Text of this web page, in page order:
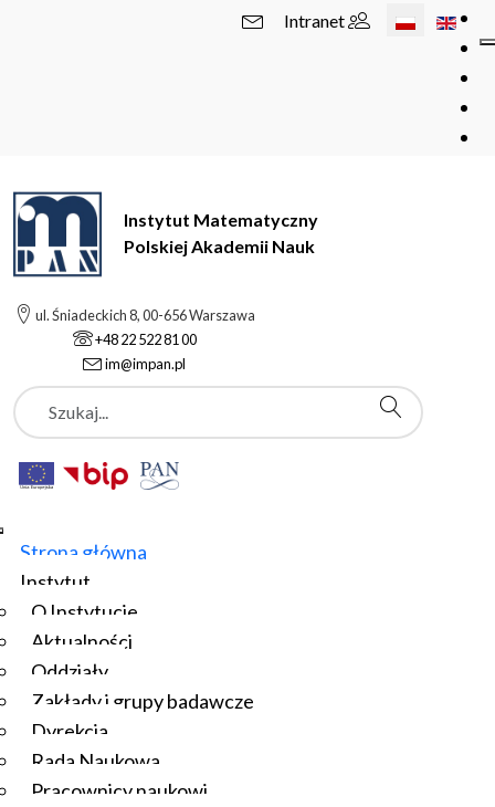
Wybierz swój
Intranet
Instytut Matematyczny
Polskiej Akademii Nauk
ul. Śniadeckich 8, 00-656 Warszawa
+48 22 522 81 00
im@impan.pl
Szukaj
Strona główna
Instytut
O Instytucie
Aktualności
Oddziały
Zakłady i grupy badawcze
Dyrekcja
Rada Naukowa
Pracownicy naukowi